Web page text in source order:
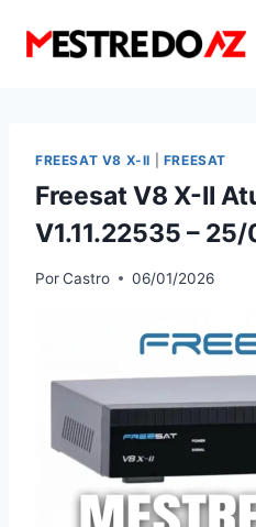
para
FREESAT V8 X-II FREESAT
Freesat V8 X-II
V1.11.22535 –
PorCastro 06/01/2026